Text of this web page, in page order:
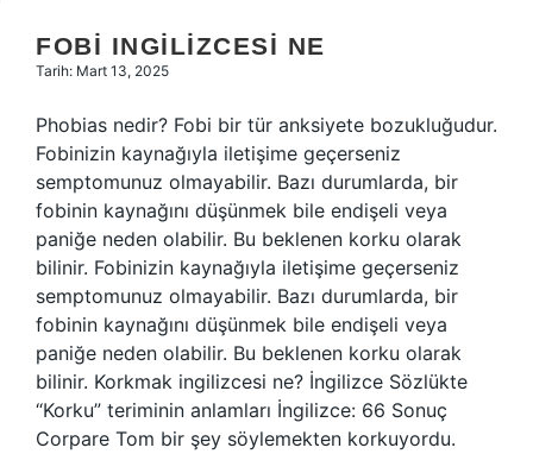
FOBI INGILIZCESI NE
Tarih: Mart 13, 2025
Phobias nedir? Fobi bir tür anksiyete bozukluğudur.
Fobinizin kaynağıyla iletişime geçerseniz
semptomunuz olmayabilir. Bazı durumlarda, bir
fobinin kaynağını düşünmek bile endişeli veya
paniğe neden olabilir. Bu beklenen korku olarak
bilinir. Fobinizin kaynağıyla iletişime geçerseniz
semptomunuz olmayabilir. Bazı durumlarda, bir
fobinin kaynağını düşünmek bile endişeli veya
paniğe neden olabilir. Bu beklenen korku olarak
bilinir. Korkmak ingilizcesi ne? İngilizce Sözlükte
“Korku” teriminin anlamları İngilizce: 66 Sonuç
Corpare Tom bir şey söylemekten korkuyordu.